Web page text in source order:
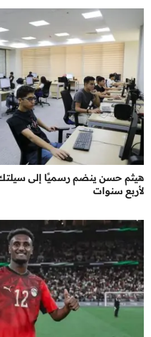
هيثم حسن ينضم رسميًا إلى سيلتك
لأربع سنوات